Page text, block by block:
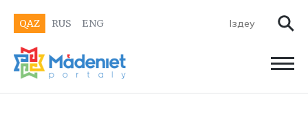
QAZ RUS ENG